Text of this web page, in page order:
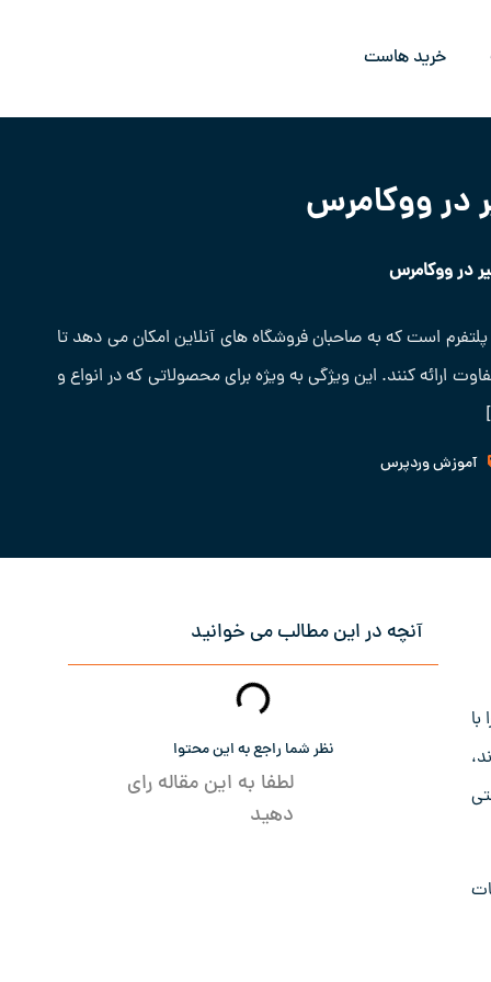
خرید هاست
ووکامرس
در ووکامرس
است که به صاحبان فروشگاه ‌های آنلاین امکان می ‌دهد تا
کنند. این ویژگی به ویژه برای محصولاتی که در انواع و
آموزش وردپرس
آنچه در این مطالب می خوانید
نظر شما راجع به این محتوا
لطفا به این مقاله رای
دهید